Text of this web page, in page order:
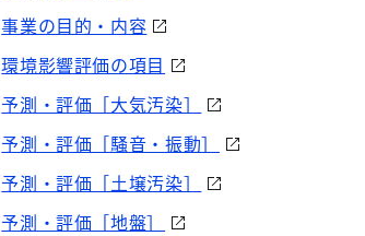
事業の目的・内容
環境影響評価の項目
予測・評価［大気汚染］
予測・評価［騒音・振動］
予測・評価［土壌汚染］
予測・評価［地盤］